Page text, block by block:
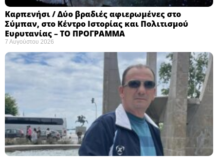
Καρπενήσι / Δύο βραδιές αφιερωμένες στο
Σύμπαν, στο Κέντρο Ιστορίας και Πολιτισμού
Ευρυτανίας – ΤΟ ΠΡΟΓΡΑΜΜΑ
7 Αυγούστου 2026